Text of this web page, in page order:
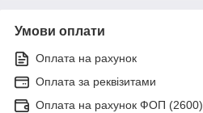
Умови оплати
Оплата на рахунок
Оплата за реквізитами
Оплата на рахунок ФОП (2600)